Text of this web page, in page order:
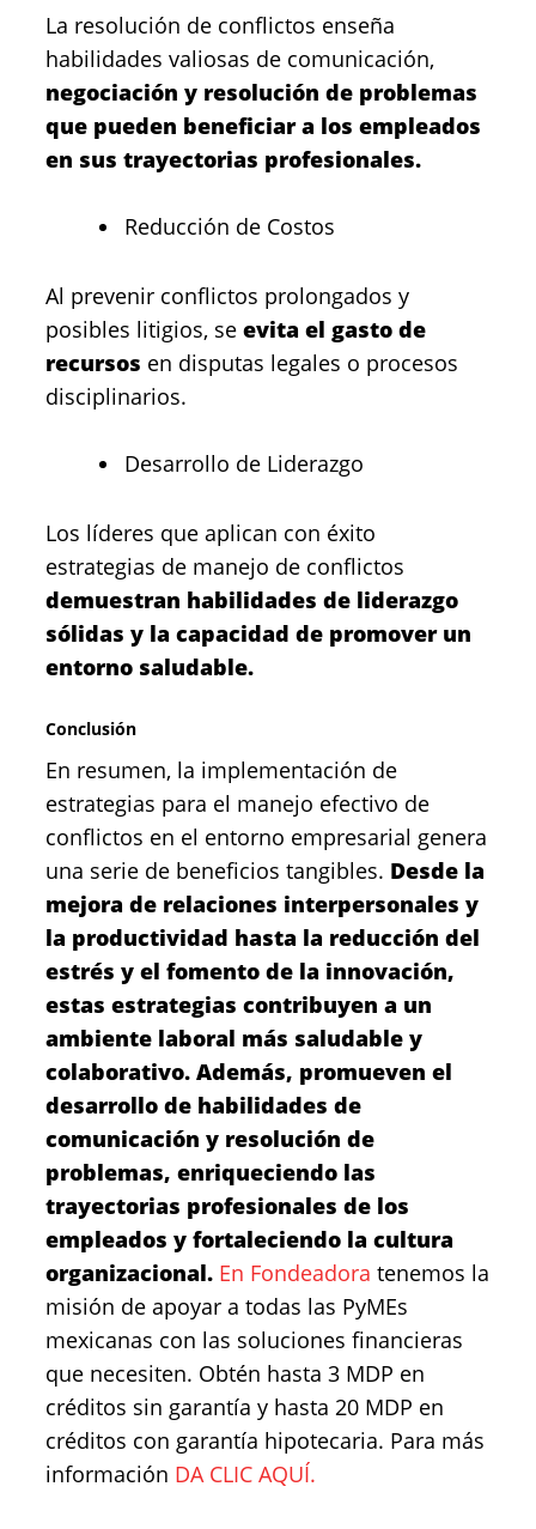
La resolución de conflictos enseña
habilidades valiosas de comunicación,
negociación y resolución de problemas
que pueden beneficiar a los empleados
en sus trayectorias profesionales.
Reducción de Costos
Al prevenir conflictos prolongados y
posibles litigios, se evita el gasto de
recursos en disputas legales o procesos
disciplinarios.
Desarrollo de Liderazgo
Los líderes que aplican con éxito
estrategias de manejo de conflictos
demuestran habilidades de liderazgo
sólidas y la capacidad de promover un
entorno saludable.
Conclusión
En resumen, la implementación de
estrategias para el manejo efectivo de
conflictos en el entorno empresarial genera
una serie de beneficios tangibles. Desde la
mejora de relaciones interpersonales y
la productividad hasta la reducción del
estrés y el fomento de la innovación,
estas estrategias contribuyen a un
ambiente laboral más saludable y
colaborativo. Además, promueven el
desarrollo de habilidades de
comunicación y resolución de
problemas, enriqueciendo las
trayectorias profesionales de los
empleados y fortaleciendo la cultura
organizacional. En Fondeadora tenemos la
misión de apoyar a todas las PyMEs
mexicanas con las soluciones financieras
que necesiten. Obtén hasta 3 MDP en
créditos sin garantía y hasta 20 MDP en
créditos con garantía hipotecaria. Para más
información DA CLIC AQUÍ.